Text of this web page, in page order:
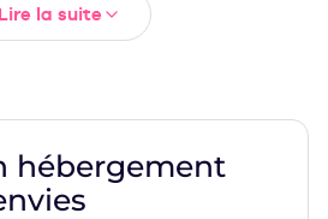
Lit King size
Lire la suite
hébergement